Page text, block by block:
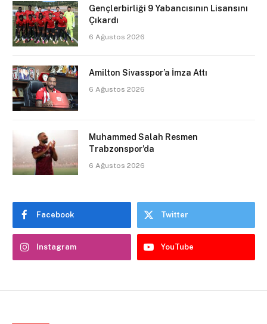
Gençlerbirliği 9 Yabancısının Lisansını
Çıkardı
6 Ağustos 2026
Amilton Sivasspor’a İmza Attı
6 Ağustos 2026
Muhammed Salah Resmen
Trabzonspor’da
6 Ağustos 2026
Facebook Twitter
Instagram YouTube